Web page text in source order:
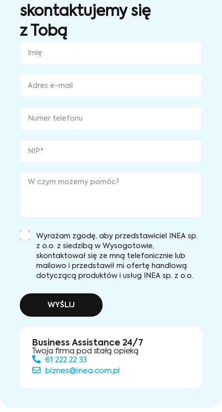
skontaktujemy się
z Tobą
Wyrażam zgodę, aby przedstawiciel INEA sp.
z o.o. z siedzibą w Wysogotowie,
skontaktował się ze mną telefonicznie lub
mailowo i przedstawił mi ofertę handlową
dotyczącą produktów i usług INEA sp. z o.o.
WYŚLIJ
Business Assistance 24/7
Twoja firma pod stałą opieką
61 222 22 33
biznes@inea.com.pl